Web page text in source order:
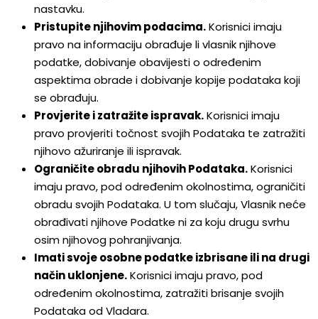
nastavku.
Pristupite njihovim podacima.Korisnici imaju
pravo na informaciju obrađuje li vlasnik njihove
podatke, dobivanje obavijesti o određenim
aspektima obrade i dobivanje kopije podataka koji
se obrađuju.
Provjerite i zatražite ispravak.Korisnici imaju
pravo provjeriti točnost svojih Podataka te zatražiti
njihovo ažuriranje ili ispravak.
Ograničite obradu njihovih Podataka.Korisnici
imaju pravo, pod određenim okolnostima, ograničiti
obradu svojih Podataka. U tom slučaju, Vlasnik neće
obrađivati njihove Podatke ni za koju drugu svrhu
osim njihovog pohranjivanja.
Imati svoje osobne podatke izbrisane ili na drugi
način uklonjene.Korisnici imaju pravo, pod
određenim okolnostima, zatražiti brisanje svojih
Podataka od Vladara.